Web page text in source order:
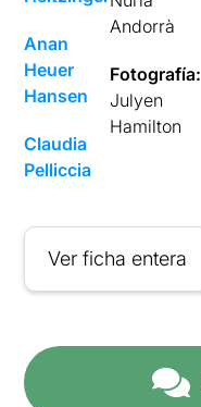
Anan
Heuer
Hansen
Claudia
Pelliccia
Andorrà
Fotografía:
Julyen
Hamilton
Ver ficha entera